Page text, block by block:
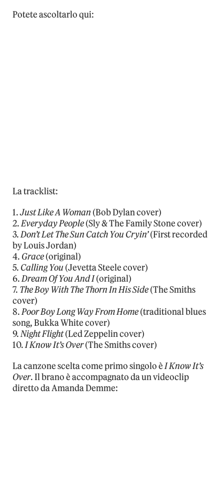
Potete ascoltarlo qui:
La tracklist:
1.Just Like A Woman (Bob Dylan cover)
2.Everyday People(Sly & The Family Stone cover)
3.Don’t Let The Sun Catch You Cryin’(First recorded
by Louis Jordan)
4. Grace(original)
5. Calling You (Jevetta Steele cover)
6.Dream Of You And I(original)
7. The Boy With The Thorn In His Side(The Smiths
cover)
8.Poor Boy Long Way From Home(traditional blues
song, Bukka White cover)
9.Night Flight(Led Zeppelin cover)
10.I Know It’s Over(The Smiths cover)
La canzone scelta come primo singolo èI Know It’s
Over. Il brano è accompagnato da un videoclip
diretto da Amanda Demme: